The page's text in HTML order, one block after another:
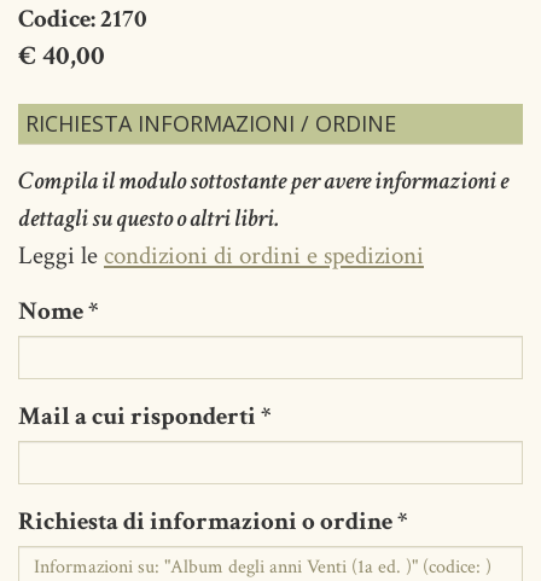
Codice:2170
€ 40,00
RICHIESTA INFORMAZIONI / ORDINE
Compila il modulo sottostante per avere informazioni e
dettagli su questo o altri libri.
Leggi lecondizioni di ordini e spedizioni
Nome*
Mail a cui risponderti*
Richiesta di informazioni o ordine*